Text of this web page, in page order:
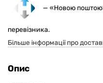
— «Новою
перевізника.
Більше інформації про
Опис